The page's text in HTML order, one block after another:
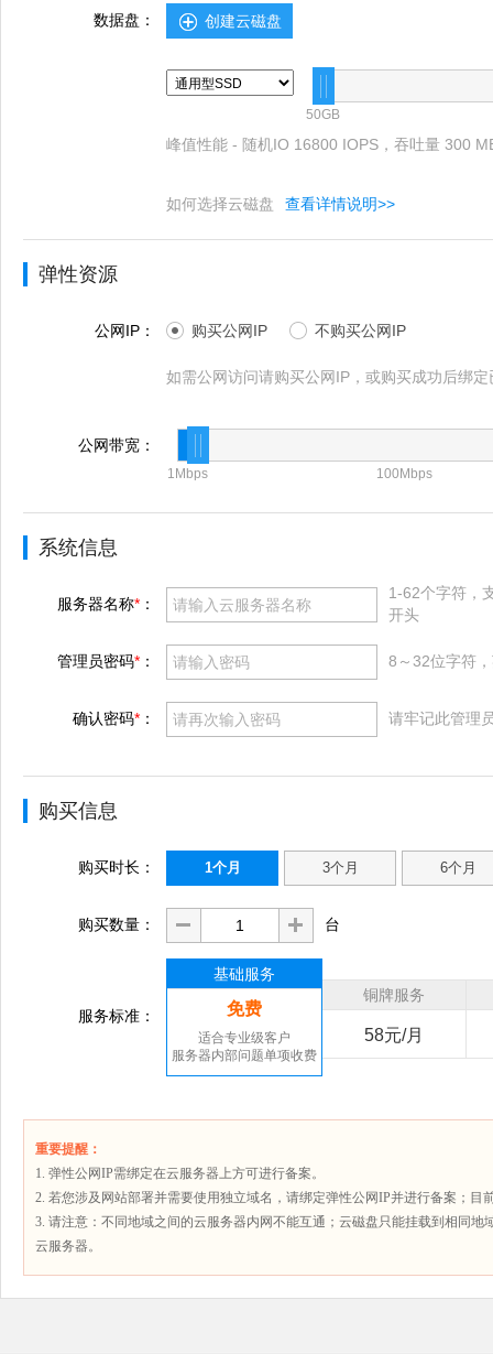
数据盘： 创建云磁盘
50GB
峰值性能 - 随机IO 16800 IOPS，吞吐量 300
如何选择云磁盘 查看详情说明>>
弹性资源
公网IP： 购买公网IP 不购买公网IP
如需公网访问请购买公网IP，或购买成功后绑定
公网带宽：
1Mbps 100Mbps
系统信息
服务器名称* ：
1-62个字符，
开头
管理员密码* ： 8～32位字符
确认密码* ： 请牢记此管理
购买信息
购买时长： 1个月 3个月 6个月
购买数量： 台
服务标准：
基础服务
免费
适合专业级客户
服务器内部问题单项收费
铜牌服务
58元/月
重要提醒：
1. 弹性公网IP需绑定在云服务器上方可进行备案。
2. 若您涉及网站部署并需要使用独立域名，请绑定弹性公网IP并进行备案；目
3. 请注意：不同地域之间的云服务器内网不能互通；云磁盘只能挂载到相同
云服务器。